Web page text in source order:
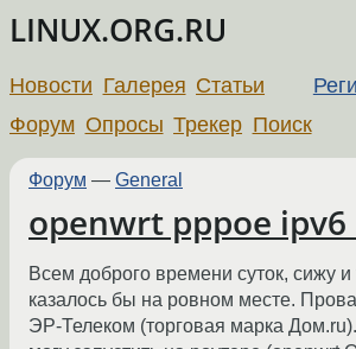
LINUX.ORG.RU
Новости Галерея Статьи
Форум Опросы Трекер Поиск
Форум — General
openwrt pppoe ipv6
Всем доброго времени суток, сижу
казалось бы на ровном месте.
ЭР-Телеком (торговая марка